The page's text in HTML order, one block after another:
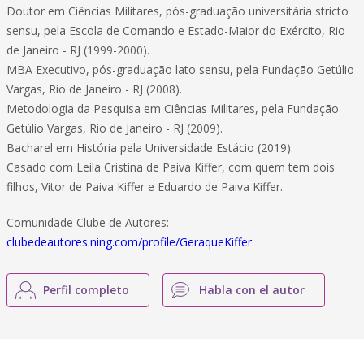
Doutor em Ciências Militares, pós-graduação universitária stricto
sensu, pela Escola de Comando e Estado-Maior do Exército, Rio
de Janeiro - RJ (1999-2000).
MBA Executivo, pós-graduação lato sensu, pela Fundação Getúlio
Vargas, Rio de Janeiro - RJ (2008).
Metodologia da Pesquisa em Ciências Militares, pela Fundação
Getúlio Vargas, Rio de Janeiro - RJ (2009).
Bacharel em História pela Universidade Estácio (2019).
Casado com Leila Cristina de Paiva Kiffer, com quem tem dois
filhos, Vitor de Paiva Kiffer e Eduardo de Paiva Kiffer.
Comunidade Clube de Autores:
clubedeautores.ning.com/profile/GeraqueKiffer
Perfil completo Habla con el autor